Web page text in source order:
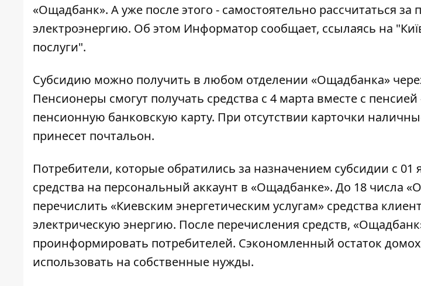
«Ощадбанк». А уже после этого - самостоятельно рассчитаться за
электроэнергию. Об этом Информатор сообщает, ссылаясь на
послуги".
Субсидию можно получить в любом отделении «Ощадбанка» через
Пенсионеры смогут получать средства с 4 марта вместе с
пенсионную банковскую карту. При отсутствии карточки
принесет почтальон.
Потребители, которые обратились за назначением субсидии с 01
средства на персональный аккаунт в «Ощадбанке». До 18 числа
перечислить «Киевским энергетическим услугам» средства
электрическую энергию. После перечисления средств,
проинформировать потребителей. Сэкономленный остаток
использовать на собственные нужды.